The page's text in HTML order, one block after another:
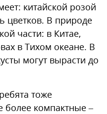
китайской розой
цветков. В природе
части: в Китае,
в Тихом океане. В
могут вырасти до
тоже
более компактные –